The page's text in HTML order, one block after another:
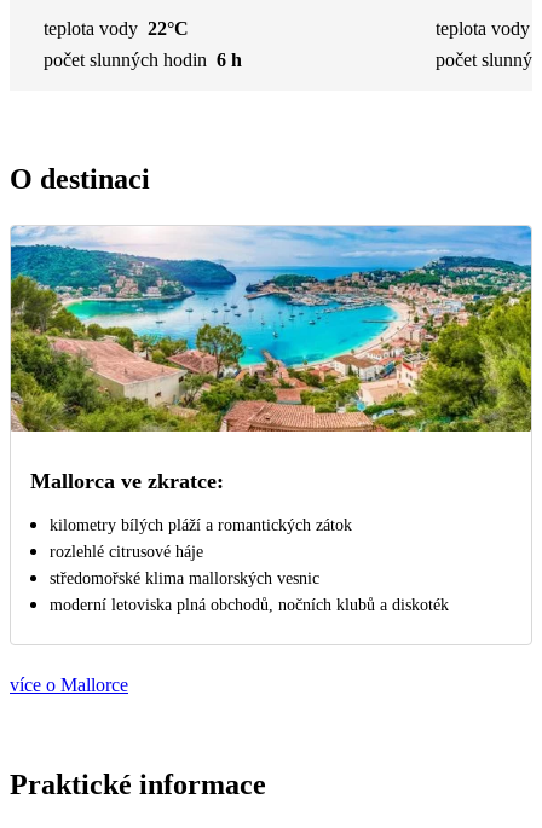
teplota vody 22°C
počet slunných hodin 6 h
teplota vody
počet
O destinaci
Mallorca ve zkratce:
kilometry bílých pláží a romantických zátok
rozlehlé citrusové háje
středomořské klima mallorských vesnic
moderní letoviska plná obchodů, nočních klubů a diskoték
více o Mallorce
Praktické informace